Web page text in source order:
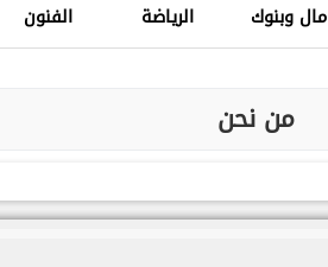
مال وبنوك الرياضة الفنون
من نحن